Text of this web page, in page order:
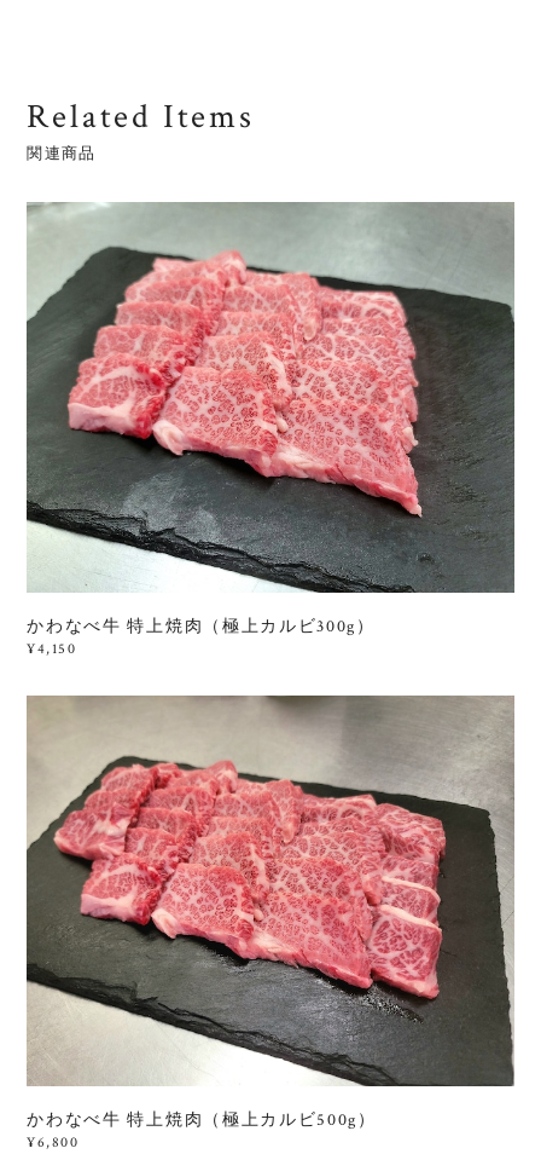
Related Items
関連商品
かわなべ牛 特上焼肉（極上カルビ300g）
¥4,150
かわなべ牛 特上焼肉（極上カルビ500g）
¥6,800